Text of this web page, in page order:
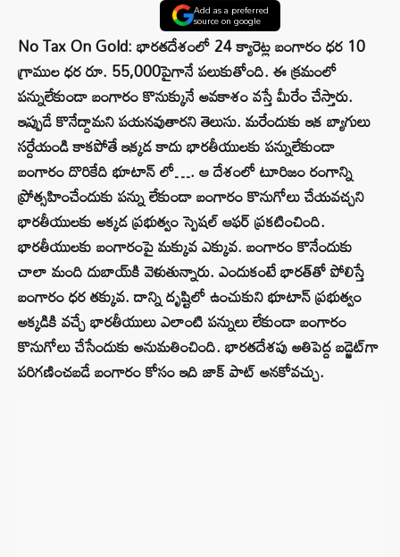
Add as a preferred
source on google
No Tax On Gold: భారతదేశంలో 24 క్యారెట్ల బంగారం ధర 10
గ్రాముల ధర రూ. 55,000పైగానే పలుకుతోంది. ఈ క్రమంలో
పన్నులేకుండా బంగారం కొనుక్కునే అవకాశం వస్తే మీరేం చేస్తారు.
ఇప్పుడే కొనేద్దామని పయనవుతారని తెలుసు. మరేందుకు ఇక బ్యాగులు
సర్దేయండి కాకపోతే ఇక్కడ కాదు భారతీయులకు పన్నులేకుండా
బంగారం దొరికేది భూటాన్ లో…. ఆ దేశంలో టూరిజం రంగాన్ని
ప్రోత్సహించేందుకు పన్ను లేకుండా బంగారం కొనుగోలు చేయవచ్చని
భారతీయులకు అక్కడ ప్రభుత్వం స్పెషల్ ఆఫర్ ప్రకటించింది.
భారతీయులకు బంగారంపై మక్కువ ఎక్కువ. బంగారం కొనేందుకు
చాలా మంది దుబాయ్‌కి వెళుతున్నారు. ఎందుకంటే భారత్‌తో పోలిస్తే
బంగారం ధర తక్కువ. దాన్ని దృష్టిలో ఉంచుకుని భూటాన్ ప్రభుత్వం
అక్కడికి వచ్చే భారతీయులు ఎలాంటి పన్నులు లేకుండా బంగారం
కొనుగోలు చేసేందుకు అనుమతించింది. భారతదేశపు అతిపెద్ద బడ్జెట్‌గా
పరిగణించబడే బంగారం కోసం ఇది జాక్ పాట్ అనకోవచ్చు.